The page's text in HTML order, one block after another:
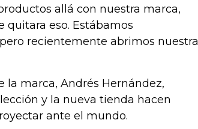
allá con nuestra marca,
quitara eso. Estábamos
recientemente abrimos nuestra
la marca, Andrés Hernández,
y la nueva tienda hacen
ante el mundo.